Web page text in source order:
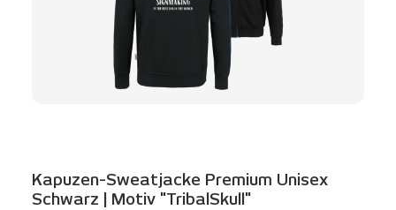
Kapuzen-Sweatjacke Premium Unisex
Schwarz | Motiv "TribalSkull"